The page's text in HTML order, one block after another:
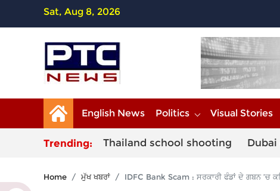
Sat, Aug 8, 2026
English News Politics Visual Stories
Trending: Thailand school shooting Dubai
Home ਮੁੱਖ ਖਬਰਾਂ IDFC Bank Scam : ਸਰਕਾਰੀ ਫੰਡਾਂ ਦੇ ਗਬਨ ’ਚ